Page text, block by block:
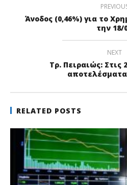
Άνοδος (0,46%) για το
την 18/
NEXT
Τρ. Πειραιώς: Στις
αποτελέσματα
RELATED POSTS